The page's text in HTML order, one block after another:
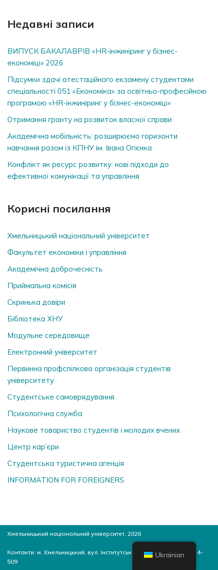
Недавні записи
ВИПУСК БАКАЛАВРІВ «HR-інжиніринг у бізнес-
економіці» 2026
Підсумки здачі атестаційного екзамену студентами
спеціальності 051 «Економіка» за освітньо-професійною
програмою «HR-інжиніринг у бізнес-економіці»
Отримання гранту на розвиток власної справи
Академічна мобільність: розширюємо горизонти
навчання разом із КПНУ ім. Івана Огієнка
Конфлікт як ресурс розвитку: нові підходи до
ефективної комунікації та управління
Корисні посилання
Хмельницький національний університет
Факультет економіки і управління
Академічна доброчесність
Приймальна комісія
Скринька довiри
Бібліотека ХНУ
Модульне середовище
Електронний університет
Первинна профспілкова організація студентів
університету
Студентське самоврядування
Психологічна служба
Наукове товариство студентів і молодих вчених
Центр кар’єри
Студентська туристична агенція
INFORMATION FOR FOREIGNERS
Хмельницький національний університет, 2026
Контакти: м. Хмельницький, вул. Інститутська, 11, 4-й корпус, ауд. 4-
509
Ukrainian